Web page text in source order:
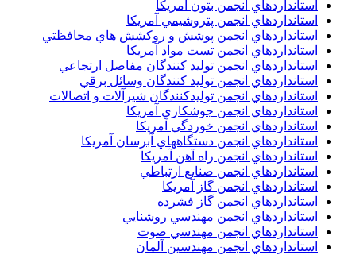
استانداردهاي انجمن بتون آمريکا
استانداردهاي انجمن پتروشيمي آمريکا
استانداردهاي انجمن پوشش و روکشش هاي محافظتي
استانداردهاي انجمن تست مواد آمريکا
استانداردهاي انجمن توليد کنندگان مفاصل ارتجاعي
استانداردهاي انجمن توليد کنندگان وسائل برقي
استانداردهاي انجمن توليدکنندگان شيرآلات و اتصالات
استانداردهاي انجمن جوشکاري آمريکا
استانداردهاي انجمن خوردگي آمريکا
استانداردهاي انجمن دستگاههاي آبرسان آمريکا
استانداردهاي انجمن راه آهن آمريکا
استانداردهاي انجمن صنايع ارتباطي
استانداردهاي انجمن گاز آمريکا
استانداردهاي انجمن گاز فشرده
استانداردهاي انجمن مهندسي روشنايي
استانداردهاي انجمن مهندسي صوت
استانداردهاي انجمن مهندسين آلمان